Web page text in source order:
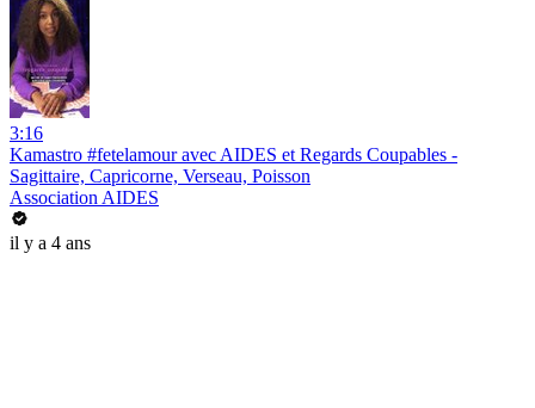
3:16
Kamastro #fetelamour avec AIDES et Regards Coupables -
Sagittaire, Capricorne, Verseau, Poisson
Association AIDES
il y a 4 ans